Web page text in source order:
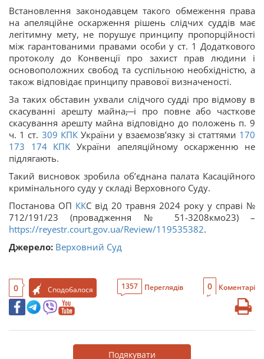
Встановлення законодавцем такого обмеження права
на апеляційне оскарження рішень слідчих суддів має
легітимну мету, не порушує принципу пропорційності
між гарантованими правами особи у ст. 1 Додаткового
протоколу до Конвенції про захист прав людини і
основоположних свобод та суспільною необхідністю, а
також відповідає принципу правової визначеності.
За таких обставин ухвали слідчого судді про відмову в
скасуванні арешту майна,і про повне або часткове
скасування арешту майна відповідно до положень п. 9
ч. 1 ст. 309 КПКУкраїни у взаємозв’язку зі статтями 170
173
174 КПК України апеляційному оскарженню не
підлягають.
Такий висновок зробила об’єднана палата Касаційного
кримінального суду у складі Верховного Суду.
Постанова ОП ККС від 20 травня 2024 року у справі №
712/191/23 (провадження № 51-3208кмо23) –
https://reyestr.court.gov.ua/Review/119535382.
Джерело: Верховний Суд
0 Сподобалося 1357 Переглядів 0 Коментарі
Подякувати